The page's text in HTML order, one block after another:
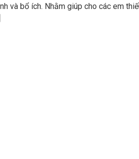
và bổ ích. Nhằm giúp cho các em